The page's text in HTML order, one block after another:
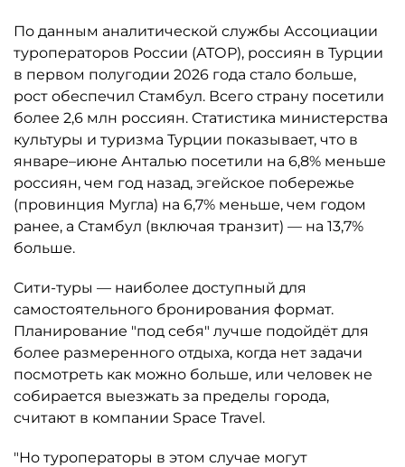
По данным аналитической службы Ассоциации
туроператоров России (АТОР), россиян в Турции
в первом полугодии 2026 года стало больше,
рост обеспечил Стамбул. Всего страну посетили
более 2,6 млн россиян. Статистика министерства
культуры и туризма Турции показывает, что в
январе–июне Анталью посетили на 6,8% меньше
россиян, чем год назад, эгейское побережье
(провинция Мугла) на 6,7% меньше, чем годом
ранее, а Стамбул (включая транзит) — на 13,7%
больше.
Сити-туры — наиболее доступный для
самостоятельного бронирования формат.
Планирование "под себя" лучше подойдёт для
более размеренного отдыха, когда нет задачи
посмотреть как можно больше, или человек не
собирается выезжать за пределы города,
считают в компании Space Travel.
"Но туроператоры в этом случае могут